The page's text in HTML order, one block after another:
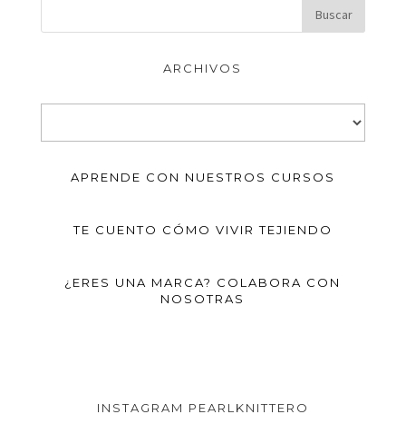
ARCHIVOS
APRENDE CON NUESTROS CURSOS
TE CUENTO CÓMO VIVIR TEJIENDO
¿ERES UNA MARCA? COLABORA CON
NOSOTRAS
INSTAGRAM PEARLKNITTERO